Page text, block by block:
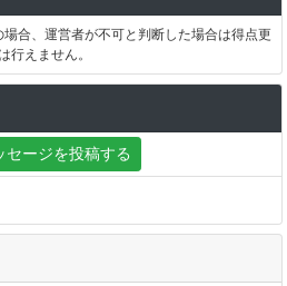
合、運営者が不可と判断した場合は得点更
行えません。
セージを投稿する